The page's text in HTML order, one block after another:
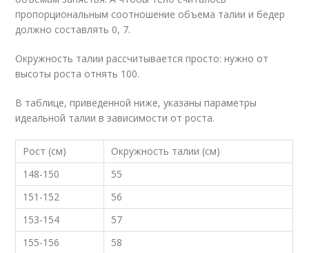
пропорциональным соотношение объема талии и бедер
должно составлять 0, 7.
Окружность талии рассчитывается просто: нужно от
высоты роста отнять 100.
В таблице, приведенной ниже, указаны параметры
идеальной талии в зависимости от роста.
Рост (см)
Окружность талии (см)
148-150
55
151-152
56
153-154
57
155-156
58